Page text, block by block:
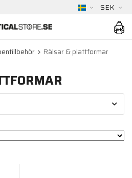
SEK
Rälsar & plattformar